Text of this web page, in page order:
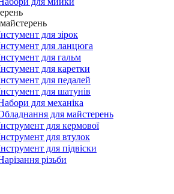
для зірок
для ланцюга
для гальм
для каретки
для педалей
для шатунів
для механіка
для майстерень
для кермової
для втулок
для підвіски
різьби